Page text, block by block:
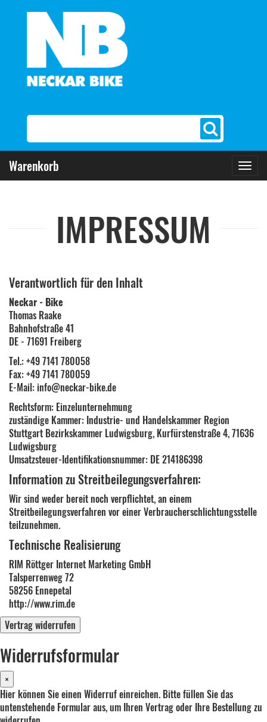
Warenkorb
IMPRESSUM
Verantwortlich für den Inhalt
Neckar - Bike
Thomas Raake
Bahnhofstraße 41
DE - 71691 Freiberg
Tel.: +49 7141 780058
Fax: +49 7141 780059
E-Mail: info@neckar-bike.de
Rechtsform: Einzelunternehmung
zuständige Kammer: Industrie- und Handelskammer Region
Stuttgart Bezirkskammer Ludwigsburg, Kurfürstenstraße 4, 71636
Ludwigsburg
Umsatzsteuer-Identifikationsnummer: DE 214186398
Information zu Streitbeilegungsverfahren:
Wir sind weder bereit noch verpflichtet, an einem
Streitbeilegungsverfahren vor einer Verbraucherschlichtungsstelle
teilzunehmen.
Technische Realisierung
RIM Röttger Internet Marketing GmbH
Talsperrenweg 72
58256 Ennepetal
http://www.rim.de
Vertrag widerrufen
Widerrufsformular
×
Hier können Sie einen Widerruf einreichen. Bitte füllen Sie das
untenstehende Formular aus, um Ihren Vertrag oder Ihre Bestellung zu